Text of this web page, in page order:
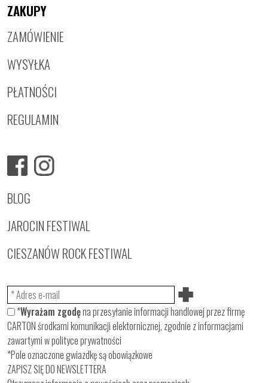
ZAKUPY
ZAMÓWIENIE
WYSYŁKA
PŁATNOŚCI
REGULAMIN
BLOG
JAROCIN FESTIWAL
CIESZANÓW ROCK FESTIWAL
*Wyrażam zgodęna przesyłanie informacji handlowej przez firmę
CARTON środkami komunikacji elektornicznej, zgodnie z informacjami
zawartymi wpolityce prywatności
*Pole oznaczone gwiazdkę są obowiązkowe
ZAPISZ SIĘ DO NEWSLETTERA